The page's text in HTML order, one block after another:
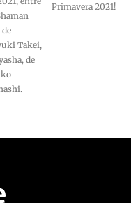
Takei,
de
Primavera 2021!